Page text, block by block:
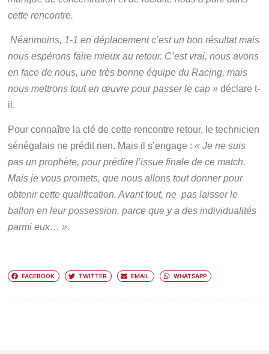
cette rencontre.
Néanmoins, 1-1 en déplacement c’est un bon résultat mais
nous espérons faire mieux au retour. C’est vrai, nous avons
en face de nous, une très bonne équipe du Racing, mais
nous mettrons tout en œuvre pour passer le cap »déclare t-
il.
Pour connaître la clé de cette rencontre retour, le technicien
sénégalais ne prédit rien. Mais il s’engage :« Je ne suis
pas un prophète, pour prédire l’issue finale de ce match.
Mais je vous promets, que nous allons tout donner pour
obtenir cette qualification. Avant tout, ne pas laisser le
ballon en leur possession, parce que y a des individualités
parmi eux… ».
FACEBOOK TWITTER EMAIL WHATSAPP